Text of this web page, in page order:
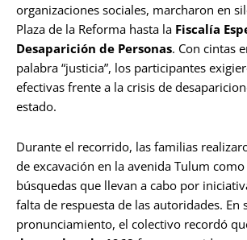
organizaciones sociales, marcharon en
Plaza de la Reforma hasta la Fiscalía
Desaparición de Personas. Con cintas
palabra “justicia”, los participantes
efectivas frente a la crisis de
estado.
Durante el recorrido, las familias
de excavación en la avenida Tulum
búsquedas que llevan a cabo por
falta de respuesta de las autoridades. En
pronunciamiento, el colectivo recordó